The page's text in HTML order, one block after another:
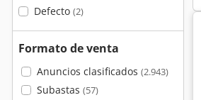
Defecto (2)
Formato de venta
Anuncios clasificados (2.943)
Subastas (57)